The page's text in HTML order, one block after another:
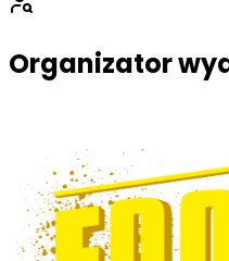
Organizator